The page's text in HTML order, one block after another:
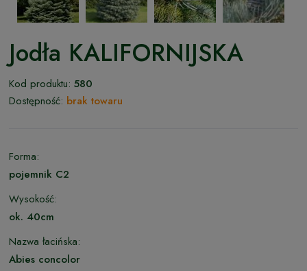
Jodła KALIFORNIJSKA
Kod produktu: 580
Dostępność: brak towaru
Forma:
pojemnik C2
Wysokość:
ok. 40cm
Nazwa łacińska:
Abies concolor